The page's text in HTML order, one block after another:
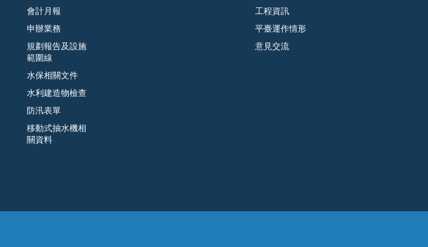
會計月報
申辦業務
規劃報告及設施
範圍線
水保相關文件
水利建造物檢查
防汛表單
移動式抽水機相
關資料
工程資訊
平臺運作情形
意見交流